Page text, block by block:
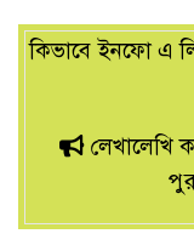
কিভাবে ইনফো এ
লেখালেখি